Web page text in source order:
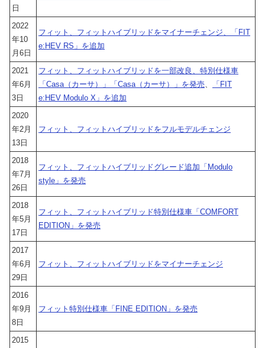
日
2022
年10
月6日
フィット、フィットハイブリッドをマイナーチェンジ、「FIT
e:HEV RS」を追加
2021
年6月
3日
フィット、フィットハイブリッドを一部改良、特別仕様車
「Casa（カーサ）」「Casa（カーサ）」を発売、
「FIT
e:HEV Modulo X」を追加
2020
年2月
13日
フィット、フィットハイブリッドをフルモデルチェンジ
2018
年7月
26日
フィット、フィットハイブリッドグレード追加「Modulo
style」を発売
2018
年5月
17日
フィット、フィットハイブリッド特別仕様車「COMFORT
EDITION」を発売
2017
年6月
29日
フィット、フィットハイブリッドをマイナーチェンジ
2016
年9月
8日
フィット特別仕様車「FINE EDITION」を発売
2015